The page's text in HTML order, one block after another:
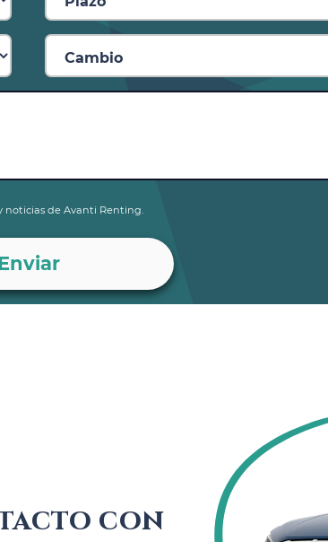
noticias de Avanti Renting.
con